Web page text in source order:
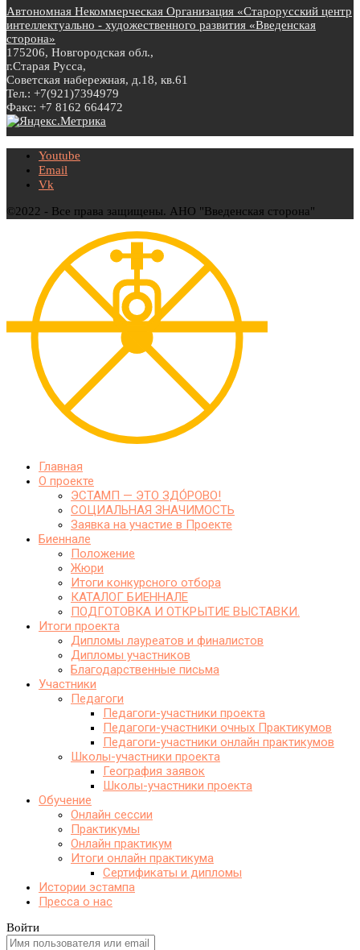
Автономная Некоммерческая Организация «Старорусский центр
интеллектуально - художественного развития «Введенская
сторона»
175206, Новгородская обл.,
г.Старая Русса,
Советская набережная, д.18, кв.61
Тел.: +7(921)7394979
Факс: +7 8162 664472
Youtube
Email
Vk
©2022 - Все права защищены. АНО "Введенская сторона"
Главная
О проекте
ЭСТАМП — ЭТО ЗДО́РОВО!
СОЦИАЛЬНАЯ ЗНАЧИМОСТЬ
Заявка на участие в Проекте
Биеннале
Положение
Жюри
Итоги конкурсного отбора
КАТАЛОГ БИЕННАЛЕ
ПОДГОТОВКА И ОТКРЫТИЕ ВЫСТАВКИ.
Итоги проекта
Дипломы лауреатов и финалистов
Дипломы участников
Благодарственные письма
Участники
Педагоги
Педагоги-участники проекта
Педагоги-участники очных Практикумов
Педагоги-участники онлайн практикумов
Школы-участники проекта
География заявок
Школы-участники проекта
Обучение
Онлайн сессии
Практикумы
Онлайн практикум
Итоги онлайн практикума
Сертификаты и дипломы
Истории эстампа
Пресса о нас
Войти